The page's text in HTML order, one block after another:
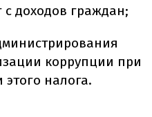
с доходов граждан;
коррупции при
налога.